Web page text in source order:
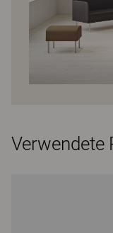
Verwendete